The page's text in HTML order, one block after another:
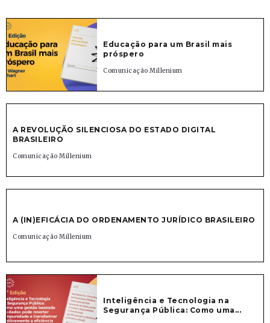
Educação para um Brasil mais
próspero
Comunicação Millenium
A REVOLUÇÃO SILENCIOSA DO ESTADO DIGITAL
BRASILEIRO
Comunicação Millenium
A (IN)EFICÁCIA DO ORDENAMENTO JURÍDICO BRASILEIRO
Comunicação Millenium
Inteligência e Tecnologia na
Segurança Pública: Como uma...